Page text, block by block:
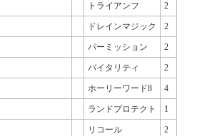
トライアンフ 2
ドレインマジック 2
パーミッション 2
バイタリティ 2
ホーリーワード8 4
ランドプロテクト 1
リコール 2